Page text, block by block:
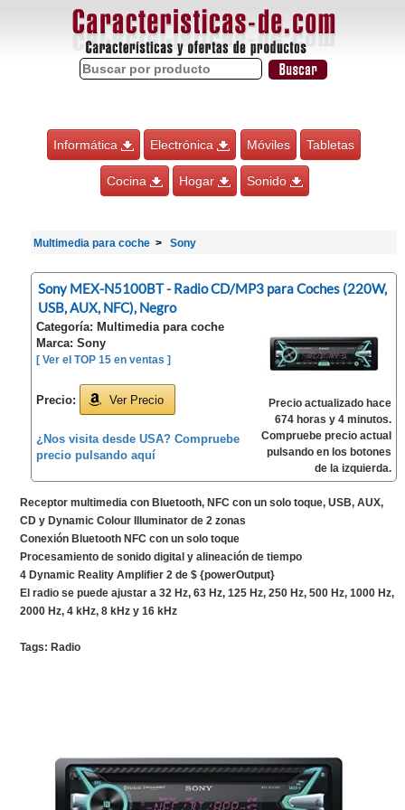
Informática Electrónica Móviles Tabletas
Cocina Hogar Sonido
Multimedia para coche Sony
Sony MEX-N5100BT - Radio CD/MP3 para Coches (220W,
USB, AUX, NFC), Negro
Categoría: Multimedia para coche
Marca: Sony
[ Ver el TOP 15 en ventas ]
Precio: Ver Precio
¿Nos visita desde USA? Compruebe
precio pulsando aquí
Precio actualizado hace
674 horas y 4 minutos.
Compruebe precio actual
pulsando en los botones
de la izquierda.
Receptor multimedia con Bluetooth, NFC con un solo toque, USB, AUX,
CD y Dynamic Colour Illuminator de 2 zonas
Conexión Bluetooth NFC con un solo toque
Procesamiento de sonido digital y alineación de tiempo
4 Dynamic Reality Amplifier 2 de $ {powerOutput}
El radio se puede ajustar a 32 Hz, 63 Hz, 125 Hz, 250 Hz, 500 Hz, 1000 Hz,
2000 Hz, 4 kHz, 8 kHz y 16 kHz
Tags: Radio